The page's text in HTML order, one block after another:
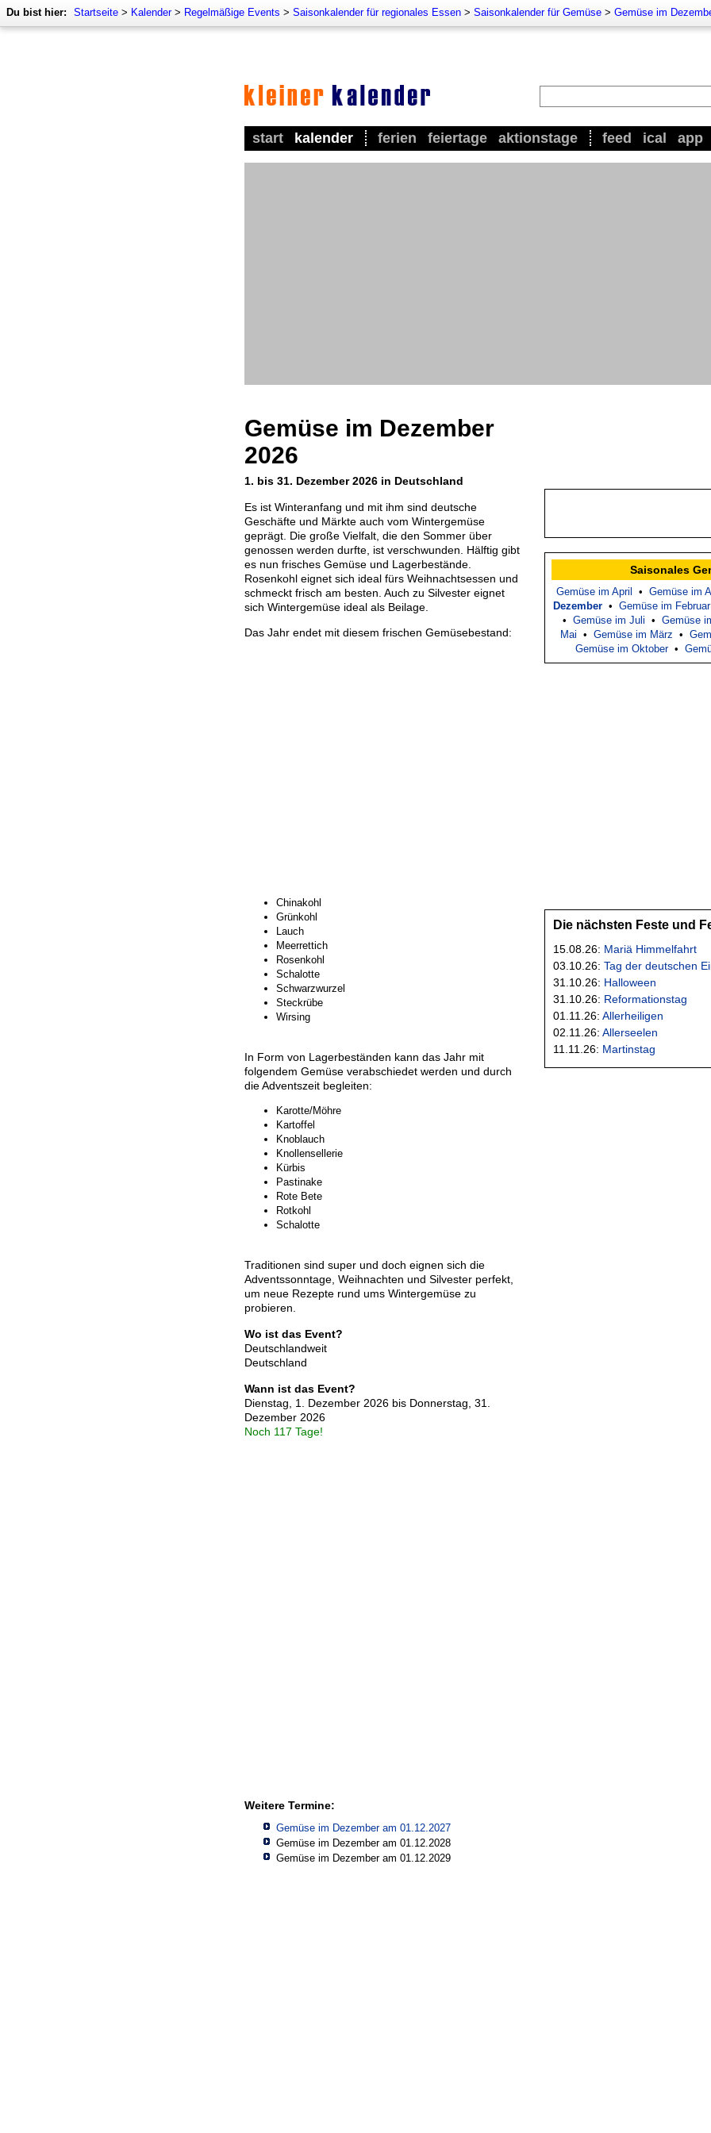
Du bist hier: Startseite > Kalender> Regelmäßige Events > Saisonkalender für regionales Essen > Saisonkalender für Gemüse > Gemüse im
start kalender ferien feiertage aktionstage feed ical app
Gemüse im Dezember
2026
1. bis 31. Dezember 2026 in Deutschland
Es ist Winteranfang und mit ihm sind deutsche
Geschäfte und Märkte auch vom Wintergemüse
geprägt. Die große Vielfalt, die den Sommer über
genossen werden durfte, ist verschwunden. Hälftig gibt
es nun frisches Gemüse und Lagerbestände.
Rosenkohl eignet sich ideal fürs Weihnachtsessen und
schmeckt frisch am besten. Auch zu Silvester eignet
sich Wintergemüse ideal als Beilage.
Das Jahr endet mit diesem frischen Gemüsebestand:
Chinakohl
Grünkohl
Lauch
Meerrettich
Rosenkohl
Schalotte
Schwarzwurzel
Steckrübe
Wirsing
In Form von Lagerbeständen kann das Jahr mit
folgendem Gemüse verabschiedet werden und durch
die Adventszeit begleiten:
Karotte/Möhre
Kartoffel
Knoblauch
Knollensellerie
Kürbis
Pastinake
Rote Bete
Rotkohl
Schalotte
Traditionen sind super und doch eignen sich die
Adventssonntage, Weihnachten und Silvester perfekt,
um neue Rezepte rund ums Wintergemüse zu
probieren.
Wo ist das Event?
Deutschlandweit
Deutschland
Wann ist das Event?
Dienstag, 1. Dezember 2026 bis Donnerstag, 31.
Dezember 2026
Noch 117 Tage!
Weitere Termine:
Gemüse im Dezember am 01.12.2027
Gemüse im Dezember am 01.12.2028
Gemüse im Dezember am 01.12.2029
Saisonales
Gemüse im April • Gemüse im
Dezember• Gemüse im Februar
• Gemüse im Juli • Gemüse
Mai • Gemüse im März •
Gemüse im Oktober•
Die nächsten Feste und
15.08.26: Mariä Himmelfahrt
03.10.26: Tag der deutschen
31.10.26: Halloween
31.10.26: Reformationstag
01.11.26: Allerheiligen
02.11.26: Allerseelen
11.11.26: Martinstag